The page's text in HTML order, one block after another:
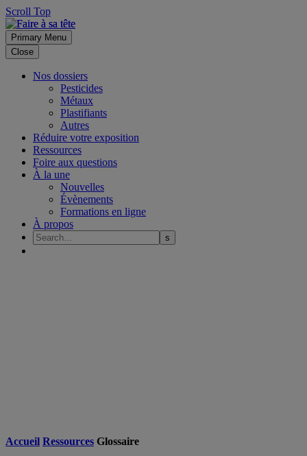
Scroll Top
Primary Menu
Close
Nos dossiers
Pesticides
Métaux
Plastifiants
Autres
Réduire votre exposition
Ressources
Foire aux questions
À la une
Nouvelles
Évènements
Formations en ligne
À propos
Accueil Ressources Glossaire